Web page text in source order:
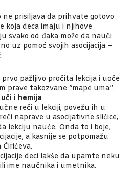
ne prisiljava da prihvate gotovo
koja deca imaju i njihove
svako od đaka može da nauči
uz pomoć svojih asocijacija –
prvo pažljivo pročita lekcija i uoče
prave takozvane “mape uma”.
uči i hemija
reči u lekciji, povežu ih u
naprave u asocijativne sličice,
lekciju nauče. Onda to i boje,
a kasnije se potpomažu
deci lakše da upamte neku
ime naučnika i umetnika.